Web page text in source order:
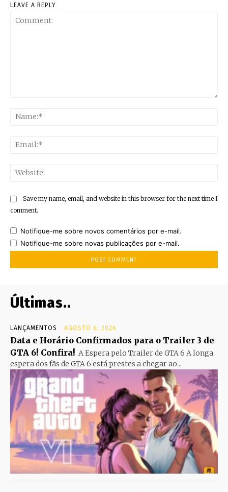
LEAVE A REPLY
Save my name, email, and website in this browser for the next time I
comment.
Notifique-me sobre novos comentários por e-mail.
Notifique-me sobre novas publicações por e-mail.
Últimas..
LANÇAMENTOS AGOSTO 6, 2026
Data e Horário Confirmados para o Trailer 3 de
GTA 6! Confira! A Espera pelo Trailer de GTA 6 A longa
espera dos fãs de GTA 6 está prestes a chegar ao...